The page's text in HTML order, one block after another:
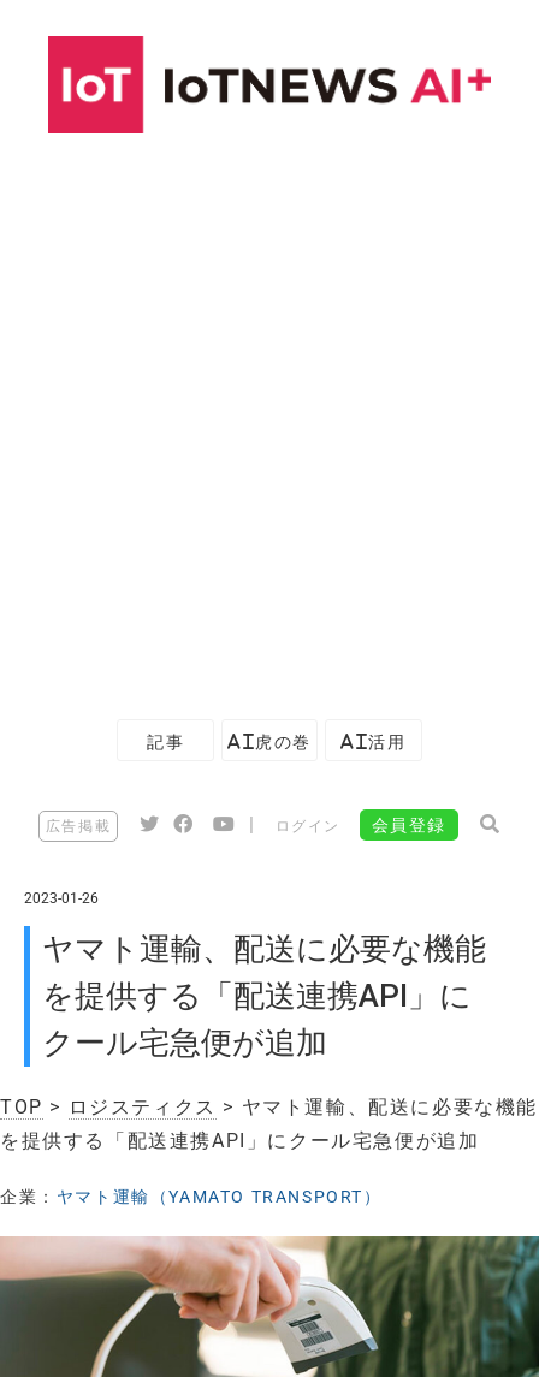
記事 AI虎の巻 AI活用
広告掲載 ログイン 会員登録
2023-01-26
ヤマト運輸、配送に必要な機能
を提供する「配送連携API」に
クール宅急便が追加
TOP > ロジスティクス > ヤマト運輸、配送に必要な機能
を提供する「配送連携API」にクール宅急便が追加
企業： ヤマト運輸（YAMATO TRANSPORT）